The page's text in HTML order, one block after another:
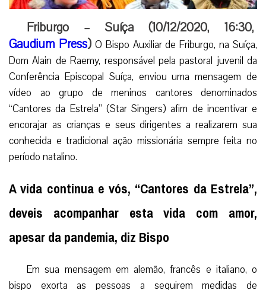
Friburgo – Suíça (10/12/2020, 16:30,
Gaudium Press)O Bispo Auxiliar de Friburgo, na Suíça,
Dom Alain de Raemy, responsável pela pastoral juvenil da
Conferência Episcopal Suíça, enviou uma mensagem de
vídeo ao grupo de meninos cantores denominados
“Cantores da Estrela” (Star Singers) afim de incentivar e
encorajar as crianças e seus dirigentes a realizarem sua
conhecida e tradicional ação missionária sempre feita no
período natalino.
A vida continua e vós, “Cantores da Estrela”,
deveis acompanhar esta vida com amor,
apesar da pandemia, diz Bispo
Em sua mensagem em alemão, francês e italiano, o
bispo exorta as pessoas a seguirem medidas de